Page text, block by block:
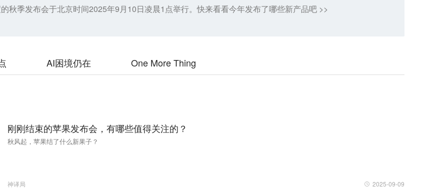
秋季发布会于北京时间2025年9月10日凌晨1点举行。快来看看今年发布了哪些新产品吧 >>
AI困境仍在 One More Thing
刚刚结束的苹果发布会，有哪些值得关注的？
秋风起，苹果结了什么新果子？
神译局 2025-09-09